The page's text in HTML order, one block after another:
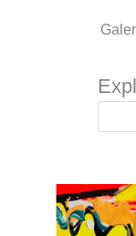
quantité